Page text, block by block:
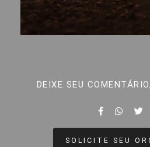
DEIXE SEU
SOLICITE SEU